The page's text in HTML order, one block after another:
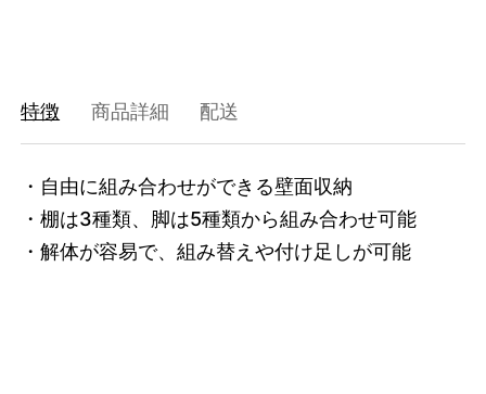
3751418298600
オーク/ホワイト
47408882876648
オーク/ステンレススチール NEW
/products/wall-shelving-ws-65-2?
特徴 商品詳細 配送
・自由に組み合わせができる壁面収納
・棚は3種類、脚は5種類から組み合わせ可能
・解体が容易で、組み替えや付け足しが可能